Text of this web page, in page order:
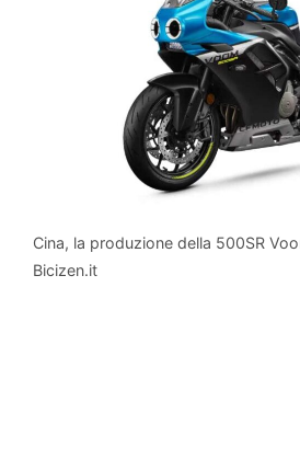
Cina, la produzione della 500SR
Bicizen.it